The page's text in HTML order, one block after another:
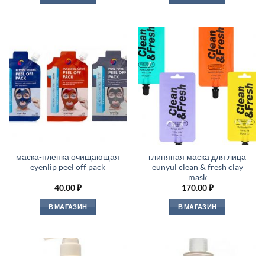
маска-пленка очищающая
eyenlip peel off pack
40.00₽
В МАГАЗИН
глиняная маска для лица
eunyul clean & fresh clay
mask
170.00₽
В МАГАЗИН